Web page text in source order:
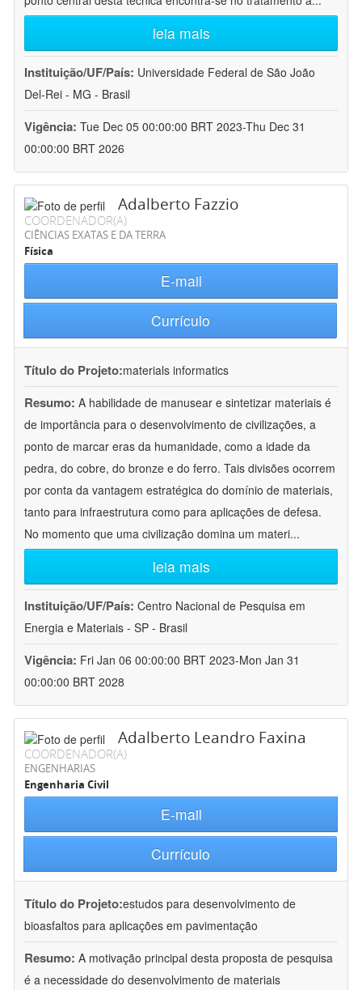
leia mais
Instituição/UF/País: Universidade Federal de São João
Del-Rei - MG - Brasil
Vigência: Tue Dec 05 00:00:00 BRT 2023-Thu Dec 31
00:00:00 BRT 2026
Adalberto Fazzio
COORDENADOR(A)
CIÊNCIAS EXATAS E DA TERRA
Física
E-mail
Currículo
Título do Projeto:materials informatics
Resumo: A habilidade de manusear e sintetizar materiais é
de importância para o desenvolvimento de civilizações, a
ponto de marcar eras da humanidade, como a idade da
pedra, do cobre, do bronze e do ferro. Tais divisões ocorrem
por conta da vantagem estratégica do domínio de materiais,
tanto para infraestrutura como para aplicações de defesa.
No momento que uma civilização domina um materi...
leia mais
Instituição/UF/País: Centro Nacional de Pesquisa em
Energia e Materiais - SP - Brasil
Vigência: Fri Jan 06 00:00:00 BRT 2023-Mon Jan 31
00:00:00 BRT 2028
Adalberto Leandro Faxina
COORDENADOR(A)
ENGENHARIAS
Engenharia Civil
E-mail
Currículo
Título do Projeto:estudos para desenvolvimento de
bioasfaltos para aplicações em pavimentação
Resumo: A motivação principal desta proposta de pesquisa
é a necessidade do desenvolvimento de materiais